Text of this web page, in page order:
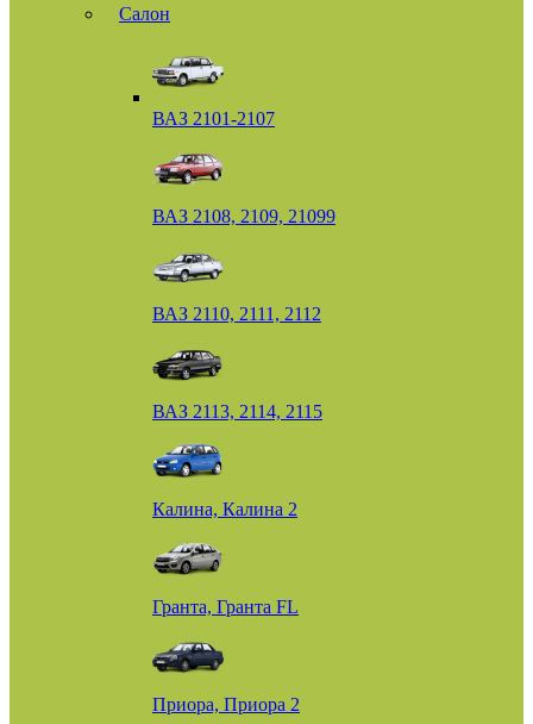
Салон
ВАЗ 2101-2107
ВАЗ 2108, 2109, 21099
ВАЗ 2110, 2111, 2112
ВАЗ 2113, 2114, 2115
Калина, Калина 2
Гранта, Гранта FL
Приора, Приора 2